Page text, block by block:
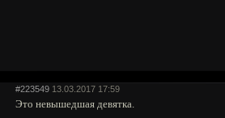
#223549 13.03.2017 17:59
Это невышедшая девятка.